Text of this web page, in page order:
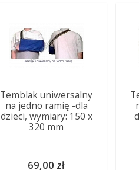
Temblak uniwersalny
na jedno ramię -dla
dzieci, wymiary: 150 x
320 mm
69,00 zł